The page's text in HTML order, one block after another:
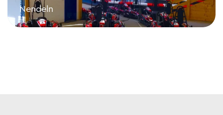
Nendeln
Pista di kart di Nendeln